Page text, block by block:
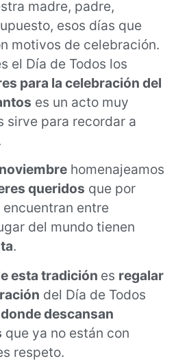
madre, padre,
esos días que
motivos de celebración.
el Día de Todos los
para la celebración del
es un acto muy
sirve para recordar a
homenajeamos
queridos que por
entre
del mundo tienen
.
esta tradición es regalar
del Día de Todos
descansan
que ya no están con
respeto.